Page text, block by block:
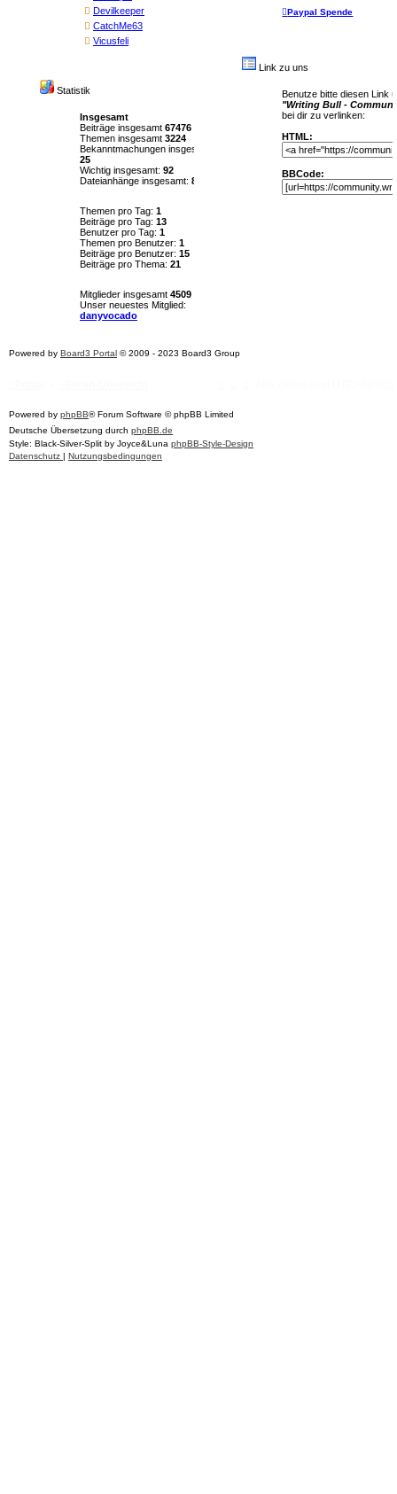
Devilkeeper
CatchMe63
Vicusfeli
Statistik
Insgesamt
Beiträge insgesamt 67476
Themen insgesamt 3224
Bekanntmachungen insgesamt:
25
Wichtig insgesamt: 92
Dateianhänge insgesamt: 8022
Themen pro Tag: 1
Beiträge pro Tag: 13
Benutzer pro Tag: 1
Themen pro Benutzer: 1
Beiträge pro Benutzer: 15
Beiträge pro Thema: 21
Mitglieder insgesamt 4509
Unser neuestes Mitglied:
danyvocado
Paypal Spende
Link zu uns
Benutze bitte diesen Link
"Writing Bull -
bei dir zu verlinken:
HTML:
BBCode:
Powered by Board3 Portal © 2009 - 2023 Board3 Group
Powered by phpBB® Forum Software © phpBB Limited
Deutsche Übersetzung durch phpBB.de
Style: Black-Silver-Split by Joyce&Luna phpBB-Style-Design
Datenschutz | Nutzungsbedingungen